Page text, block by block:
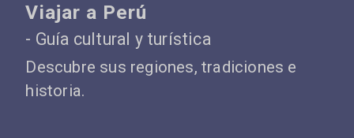
Viajar a Perú
- Guía cultural y turística
Descubre sus regiones, tradiciones e
historia.